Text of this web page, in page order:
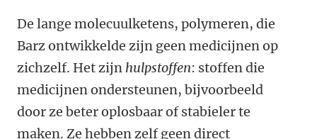
De lange molecuulketens, polymeren, die
Barz ontwikkelde zijn geen medicijnen op
zichzelf. Het zijn hulpstoffen: stoffen die
medicijnen ondersteunen, bijvoorbeeld
door ze beter oplosbaar of stabieler te
maken. Ze hebben zelf geen direct